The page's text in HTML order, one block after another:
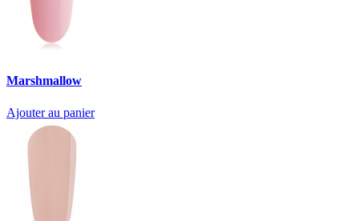
Marshmallow
Ajouter au panier